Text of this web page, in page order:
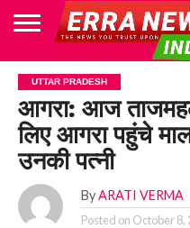
HOME
POLITICS
NEWS
BUSINESS
CULTURE
NATIONAL
SPORTS
LIFESTYLE
TRAVEL
OPINION
BREAKING
NEWS
ENTERTAINMENT
WORLD
CRIME
JOIN
US
UTTAR PRADESH
आगरा: आज
लिए आगरा पहुंचे
उनकी पत्नी
By ARATI VERMA
Posted on October 8,